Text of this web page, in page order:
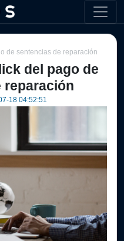
de sentencias de reparación
del pago de
reparación
18 04:52:51